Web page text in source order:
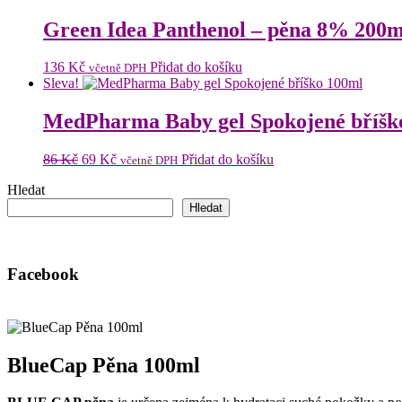
Green Idea Panthenol – pěna 8%
136 Kč včetně DPH Přidat do košíku
Sleva!
MedPharma Baby gel Spokojené
86Kč Původní
69 KčAktuální
včetně DPH Přidat do košíku
Hledat
Hledat
Facebook
BlueCap Pěna 100ml